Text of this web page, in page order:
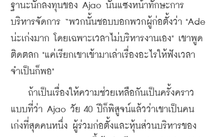
ฐานะนักลงทุนของ Ajao นั้นแซงหน้าทักษะการ
บริหารจัดการ “พวกนั้นชอบบอกพวกผู้ก่อตั้งว่า "Ade
น่ะเก่งมาก โดยเฉพาะเวลาไม่บริหารงานเอง" เขาพูด
ติดตลก "แค่เรียกเขาเข้ามาเล่าเรื่องอะไรให้ฟังเวลา
จำเป็นก็พอ"
ถ้าเป็นเรื่องให้ความช่วยเหลือกันเป็นครั้งคราว
แบบที่ว่า Ajao วัย 40 ปีก็พิสูจน์แล้วว่าเขาเป็นคน
เก่งที่สุดคนหนึ่ง ผู้ร่วมก่อตั้งและหุ้นส่วนบริหารของ